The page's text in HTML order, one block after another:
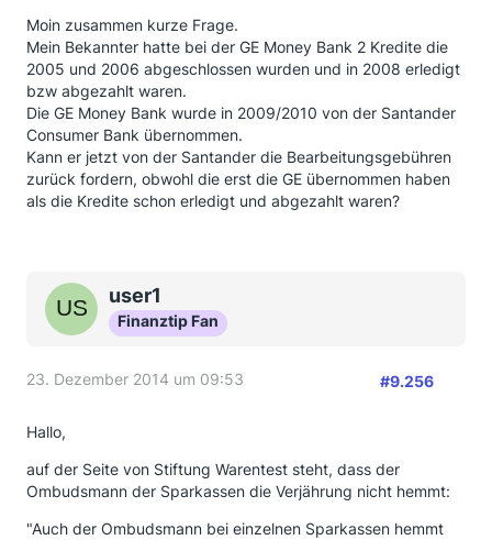
Moin zusammen kurze Frage.
Mein Bekannter hatte bei der GE Money Bank 2 Kredite die
2005 und 2006 abgeschlossen wurden und in 2008 erledigt
bzw abgezahlt waren.
Die GE Money Bank wurde in 2009/2010 von der Santander
Consumer Bank übernommen.
Kann er jetzt von der Santander die Bearbeitungsgebühren
zurück fordern, obwohl die erst die GE übernommen haben
als die Kredite schon erledigt und abgezahlt waren?
user1
Finanztip Fan
23. Dezember 2014 um 09:53 #9.256
Hallo,
auf der Seite von Stiftung Warentest steht, dass der
Ombudsmann der Sparkassen die Verjährung nicht hemmt:
"Auch der Ombudsmann bei einzelnen Sparkassen hemmt